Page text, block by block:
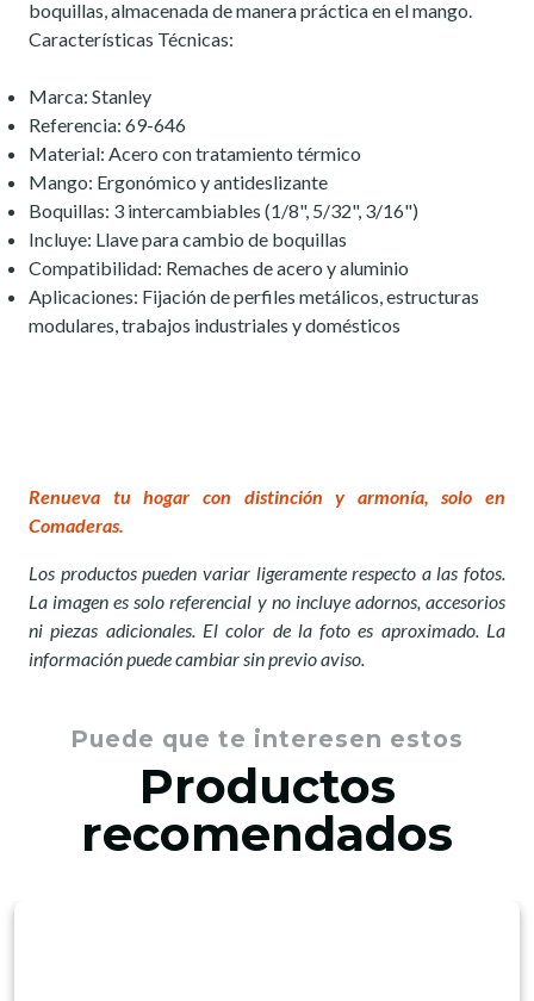
boquillas, almacenada de manera práctica en el mango.
Características Técnicas:
Marca: Stanley
Referencia: 69-646
Material: Acero con tratamiento térmico
Mango: Ergonómico y antideslizante
Boquillas: 3 intercambiables (1/8", 5/32", 3/16")
Incluye: Llave para cambio de boquillas
Compatibilidad: Remaches de acero y aluminio
Aplicaciones: Fijación de perfiles metálicos, estructuras
modulares, trabajos industriales y domésticos
Renueva tu hogar con distinción y armonía, solo en
Comaderas.
Los productos pueden variar ligeramente respecto a las fotos.
La imagen es solo referencial y no incluye adornos, accesorios
ni piezas adicionales. El color de la foto es aproximado. La
información puede cambiar sin previo aviso.
Puede que te interesen estos
Productos
recomendados